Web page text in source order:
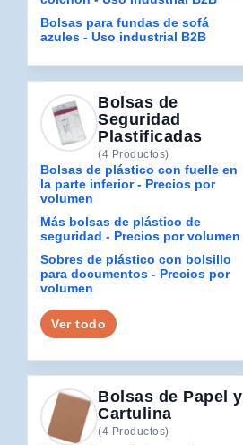
Bolsas para fundas de sofá
azules - Uso industrial B2B
Bolsas de
Seguridad
Plastificadas
(4 Productos)
Bolsas de plástico con fuelle en
la parte inferior - Precios por
volumen
Más bolsas de plástico de
seguridad - Precios por volumen
Sobres de plástico con bolsillo
para documentos - Precios por
volumen
Ver todo
Bolsas de Papel y
Cartulina
(4 Productos)